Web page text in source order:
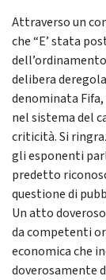
Attraverso un
che “E’ stata
delibera
denominata
nel sistema del
criticità. Si
gli esponenti
predetto
questione di
Un atto
da competenti
economica che
doverosamente